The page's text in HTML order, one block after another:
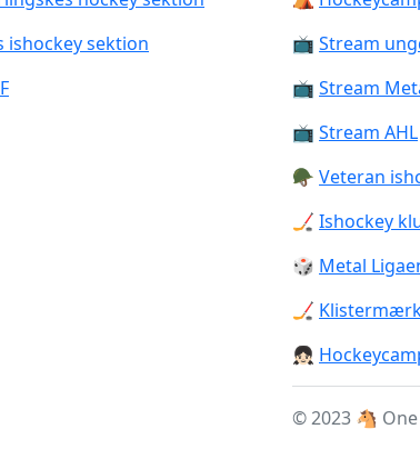
ishockey sektion
📺 Stream
📺 Stream
📺 Stream AHL
🪖 Veteran
🏒 Ishockey
🎲 Metal
🏒
👧🏻
© 2023 🐴 One